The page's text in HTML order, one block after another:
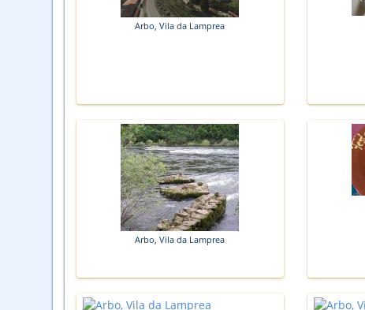
Arbo, Vila da Lamprea
Arbo, Vila da Lamprea